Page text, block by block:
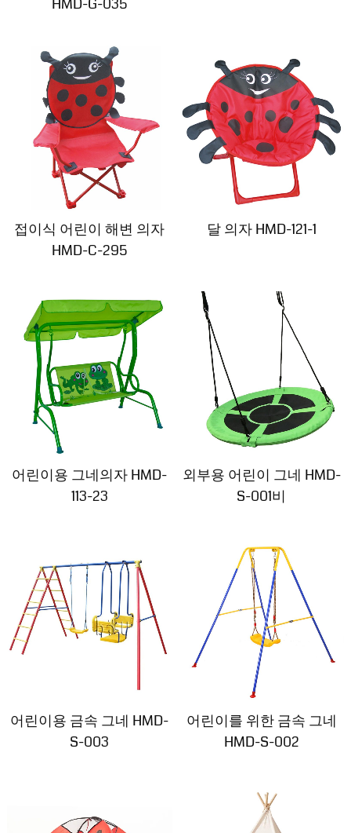
HMD-G-035
접이식 어린이 해변 의자
HMD-C-295
달 의자 HMD-121-1
어린이용 그네의자 HMD-
113-23
외부용 어린이 그네 HMD-
S-001비
어린이용 금속 그네 HMD-
S-003
어린이를 위한 금속 그네
HMD-S-002